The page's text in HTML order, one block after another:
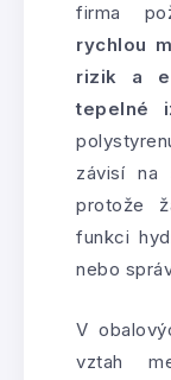
firma
rychlou
rizik a
tepelné
závisí na
protože
funkci
nebo
V
vztah